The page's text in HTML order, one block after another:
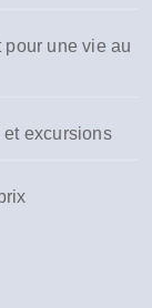
pour une vie au
et excursions